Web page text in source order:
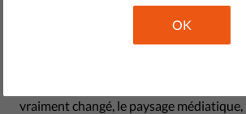
République Tchèque, Viktor Orbán,
Hongrie, ou encore Donald Trump,
Unis, ont d'ailleurs un goût très
vraiment changé, le paysage
OK